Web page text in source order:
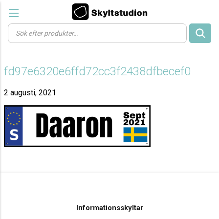
Products
search
fd97e6320e6ffd72cc3f2438dfbecef0
2 augusti, 2021
Informationsskyltar